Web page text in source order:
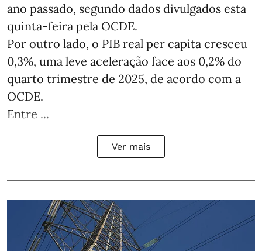
ano passado, segundo dados divulgados esta
quinta-feira pela OCDE.
Por outro lado, o PIB real per capita cresceu
0,3%, uma leve aceleração face aos 0,2% do
quarto trimestre de 2025, de acordo com a
OCDE.
Entre ...
Ver mais